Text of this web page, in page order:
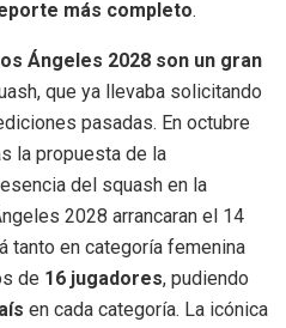
más completo.
Ángeles 2028 son un gran
que ya llevaba solicitando
pasadas. En octubre
la propuesta de la
del squash en la
2028 arrancaran el 14
tanto en categoría femenina
de 16 jugadores, pudiendo
en cada categoría. La icónica